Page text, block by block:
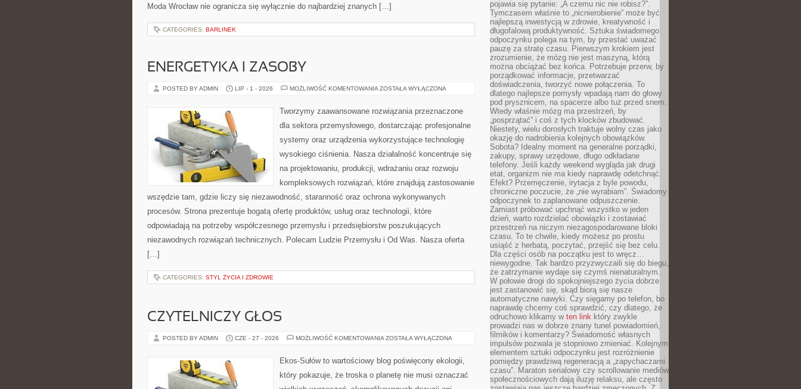
Moda Wrocław nie ogranicza się wyłącznie do najbardziej znanych […]
CATEGORIES: BARLINEK
ENERGETYKA I ZASOBY
POSTED BY ADMIN LIP - 1 - 2026 MOŻLIWOŚĆ KOMENTOWANIA ENERGETYKA
ZOSTAŁA WYŁĄCZONA
Tworzymy zaawansowane rozwiązania przeznaczone
dla sektora przemysłowego, dostarczając profesjonalne
systemy oraz urządzenia wykorzystujące technologię
wysokiego ciśnienia. Nasza działalność koncentruje się
na projektowaniu, produkcji, wdrażaniu oraz rozwoju
kompleksowych rozwiązań, które znajdują zastosowanie
wszędzie tam, gdzie liczy się niezawodność, staranność oraz ochrona wykonywanych
procesów. Strona prezentuje bogatą ofertę produktów, usług oraz technologii, które
odpowiadają na potrzeby współczesnego przemysłu i przedsiębiorstw poszukujących
niezawodnych rozwiązań technicznych. Polecam Ludzie Przemysłu i Od Was. Nasza oferta
[…]
CATEGORIES: STYL ŻYCIA I ZDROWIE
CZYTELNICZY GŁOS
POSTED BY ADMIN CZE - 27 - 2026 MOŻLIWOŚĆ KOMENTOWANIA CZYTELNICZY
ZOSTAŁA WYŁĄCZONA
Ekos-Sułów to wartościowy blog poświęcony ekologii,
który pokazuje, że troska o planetę nie musi oznaczać
pojawia się pytanie: „A czemu nic nie robisz?”.
Tymczasem właśnie to „nicnierobienie” może być
najlepszą inwestycją w zdrowie, kreatywność i
długofalową produktywność. Sztuka świadomego
odpoczynku polega na tym, by przestać uważać
pauzę za stratę czasu. Pierwszym krokiem jest
zrozumienie, że mózg nie jest maszyną, którą
można obciążać bez końca. Potrzebuje przerw, by
porządkować informacje, przetwarzać
doświadczenia, tworzyć nowe połączenia. To
dlatego najlepsze pomysły wpadają nam do głowy
pod prysznicem, na spacerze albo tuż przed snem.
Wtedy właśnie mózg ma przestrzeń, by
„posprzątać” i coś z tych klocków zbudować.
Niestety, wielu dorosłych traktuje wolny czas jako
okazję do nadrobienia kolejnych obowiązków.
Sobota? Idealny moment na generalne porządki,
zakupy, sprawy urzędowe, długo odkładane
telefony. Jeśli każdy weekend wygląda jak drugi
etat, organizm nie ma kiedy naprawdę odetchnąć.
Efekt? Przemęczenie, irytacja z byle powodu,
chroniczne poczucie, że „nie wyrabiam”. Świadomy
odpoczynek to zaplanowane odpuszczenie.
Zamiast próbować upchnąć wszystko w jeden
dzień, warto rozdzielać obowiązki i zostawiać
przestrzeń na niczym niezagospodarowane bloki
czasu. To te chwile, kiedy możesz po prostu
usiąść z herbatą, poczytać, przejść się bez celu.
Dla części osób na początku jest to wręcz…
niewygodne. Tak bardzo przyzwyczaili się do biegu,
że zatrzymanie wydaje się czymś nienaturalnym.
W połowie drogi do spokojniejszego życia dobrze
jest zastanowić się, skąd biorą się nasze
automatyczne nawyki. Czy sięgamy po telefon, bo
naprawdę chcemy coś sprawdzić, czy dlatego, że
odruchowo klikamy w ten link który zwykle
prowadzi nas w dobrze znany tunel powiadomień,
filmików i komentarzy? Świadomość własnych
impulsów pozwala je stopniowo zmieniać. Kolejnym
elementem sztuki odpoczynku jest rozróżnienie
pomiędzy prawdziwą regeneracją a „zapychaczami
czasu”. Maraton serialowy czy scrollowanie mediów
społecznościowych dają iluzję relaksu, ale często